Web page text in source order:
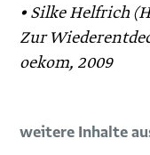
• Silke Helfrich
Zur
oekom, 2009
weitere Inhalte